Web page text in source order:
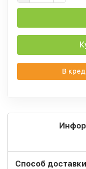
В
Способ доставки